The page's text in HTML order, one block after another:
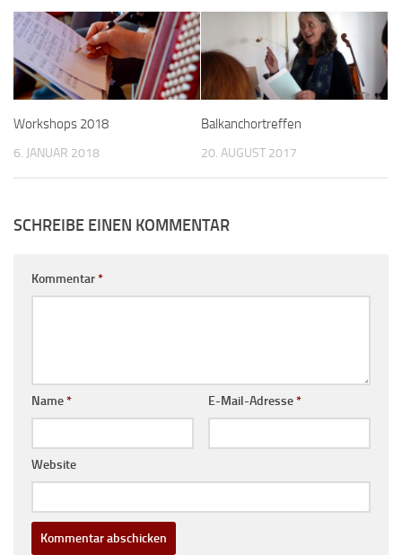
Workshops 2018
6. JANUAR 2018
Balkanchortreffen
20. AUGUST 2017
SCHREIBE EINEN KOMMENTAR
Kommentar*
Name* E-Mail-Adresse*
Website